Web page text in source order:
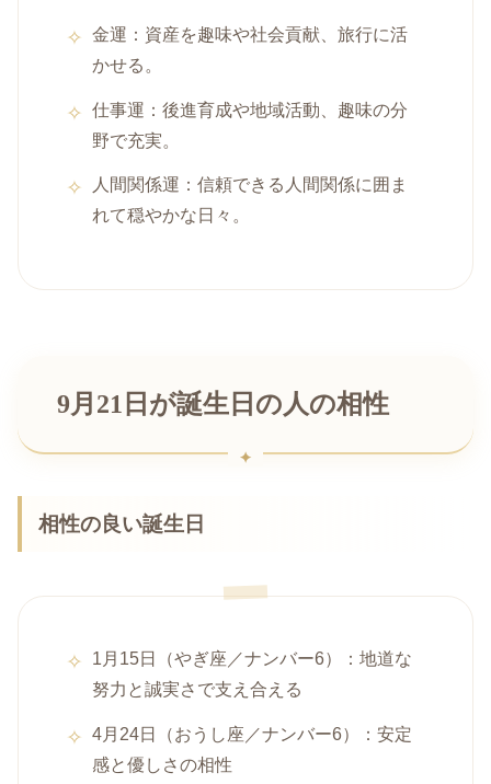
金運：資産を趣味や社会貢献、旅行に活
かせる。
仕事運：後進育成や地域活動、趣味の分
野で充実。
人間関係運：信頼できる人間関係に囲ま
れて穏やかな日々。
9月21日が誕生日の人の相性
相性の良い誕生日
1月15日（やぎ座／ナンバー6）：地道な
努力と誠実さで支え合える
4月24日（おうし座／ナンバー6）：安定
感と優しさの相性